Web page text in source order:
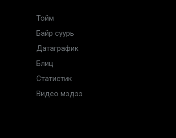
Тойм
Байр суурь
Датаграфик
Блиц
Статистик
Видео мэдээ